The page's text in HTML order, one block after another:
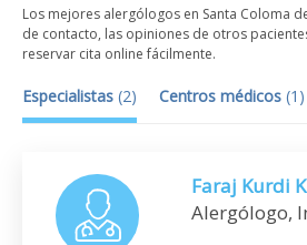
Los mejores alergólogos en Santa Coloma
de contacto, las opiniones de otros
reservar cita online fácilmente.
Especialistas (2) Centros médicos (1 )
Faraj Kurdi
Alergólogo,